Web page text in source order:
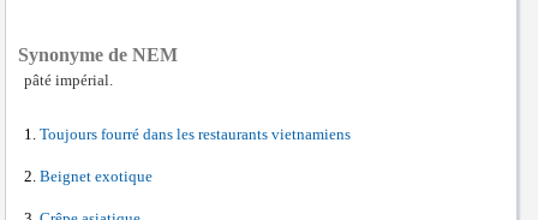
Synonyme de NEM
pâté impérial.
Toujours fourré dans les restaurants vietnamiens
Beignet exotique